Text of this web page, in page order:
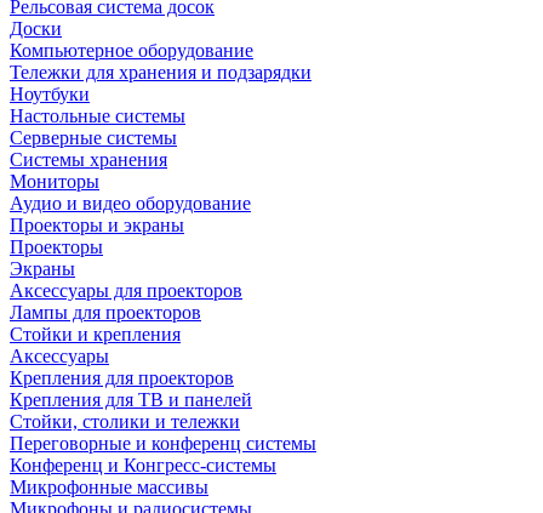
Рельсовая система досок
Доски
Компьютерное оборудование
Тележки для хранения и подзарядки
Ноутбуки
Настольные системы
Серверные системы
Системы хранения
Мониторы
Аудио и видео оборудование
Проекторы и экраны
Проекторы
Экраны
Аксессуары для проекторов
Лампы для проекторов
Стойки и крепления
Аксессуары
Крепления для проекторов
Крепления для ТВ и панелей
Стойки, столики и тележки
Переговорные и конференц системы
Конференц и Конгресс-системы
Микрофонные массивы
Микрофоны и радиосистемы